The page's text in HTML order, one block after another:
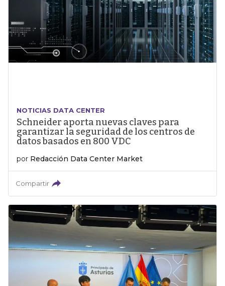
NOTICIAS DATA CENTER
Schneider aporta nuevas claves para
garantizar la seguridad de los centros de
datos basados en 800 VDC
por Redacción Data Center Market
Compartir